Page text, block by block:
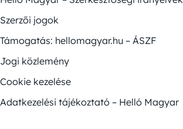
Szerzői jogok
Támogatás: hellomagyar.hu – ÁSZF
Jogi közlemény
Cookie kezelése
Adatkezelési tájékoztató – Helló Magyar